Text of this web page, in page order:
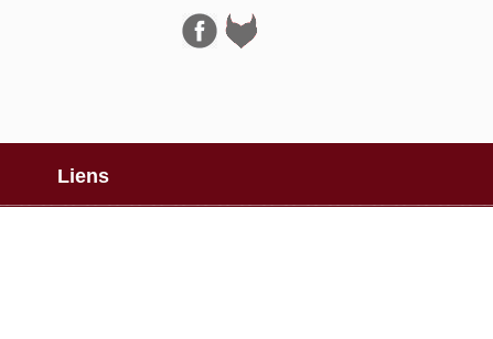
Liens
Navigation